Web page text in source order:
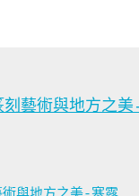
刻藝術與地方之